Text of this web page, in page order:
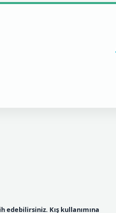
edebilirsiniz. Kış kullanımına